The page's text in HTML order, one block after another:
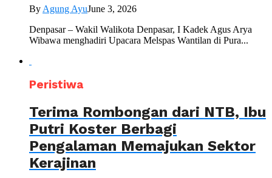
By Agung AyuJune 3, 2026
Denpasar – Wakil Walikota Denpasar, I Kadek Agus Arya
Wibawa menghadiri Upacara Melspas Wantilan di Pura...
Peristiwa
Terima Rombongan dari NTB, Ibu
Putri Koster Berbagi
Pengalaman Memajukan Sektor
Kerajinan